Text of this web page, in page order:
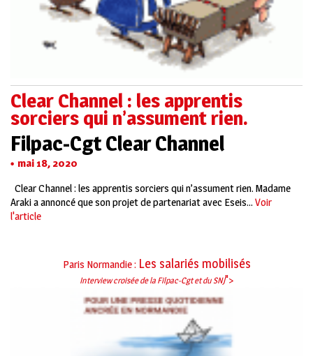
Clear Channel : les apprentis
sorciers qui n’assument rien.
Filpac-Cgt Clear Channel
mai 18, 2020
Clear Channel : les apprentis sorciers qui n’assument rien. Madame
Araki a annoncé que son projet de partenariat avec Eseis... Voir
l'article
Paris Normandie : Les salariés mobilisés
Interview croisée de la Filpac-Cgt et du SNJ">